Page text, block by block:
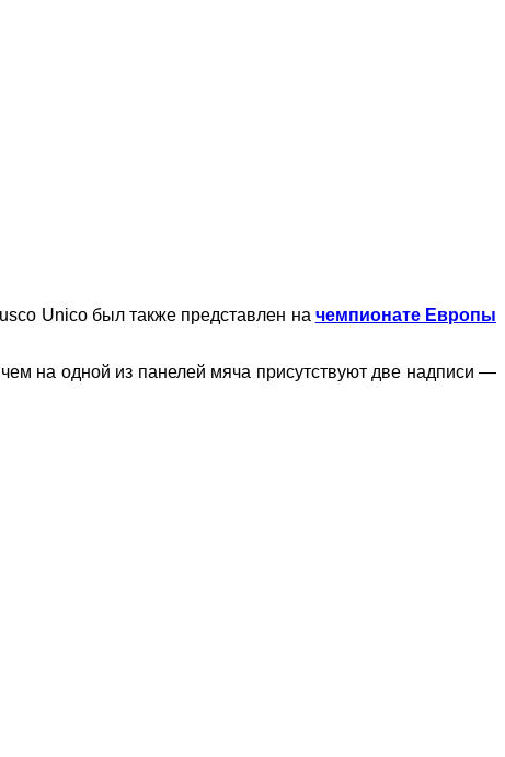
Unico был также представлен на чемпионате Европы
на одной из панелей мяча присутствуют две надписи —